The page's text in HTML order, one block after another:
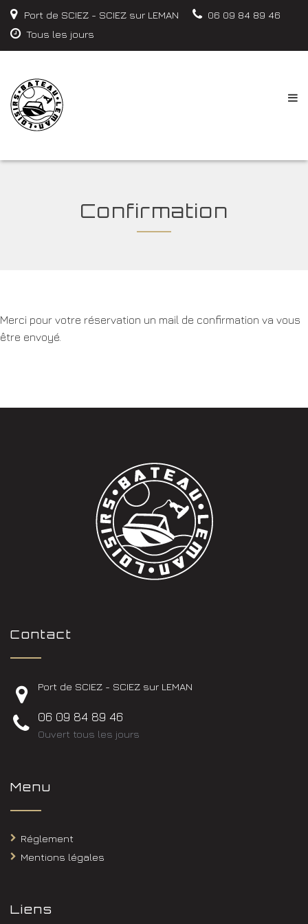
Port de SCIEZ - SCIEZ sur LEMAN
06 09 84 89 46
Tous les jours
Confirmation
Merci pour votre réservation un mail de confirmation va vous
être envoyé.
Contact
Port de SCIEZ - SCIEZ sur LEMAN
06 09 84 89 46
Ouvert tous les jours
Menu
Réglement
Mentions légales
Liens